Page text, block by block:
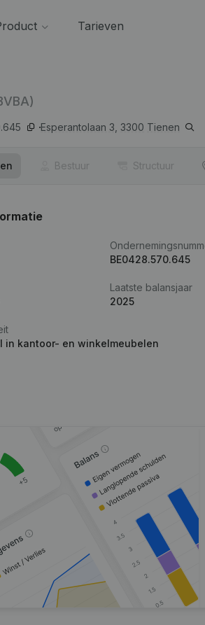
Tarieven
Esperantolaan 3, 3300 Tienen
Bestuur Structuur
BE0428.570.645
Laatste balansjaar
2025
in kantoor- en winkelmeubelen